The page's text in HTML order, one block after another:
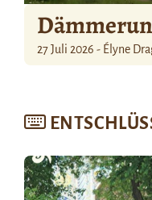
27 Juli 2026 - Élyne